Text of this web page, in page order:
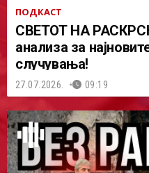
ПОДКАСТ
СВЕТОТ НА
анализа за
случувања!
27.07.2026. 09:19